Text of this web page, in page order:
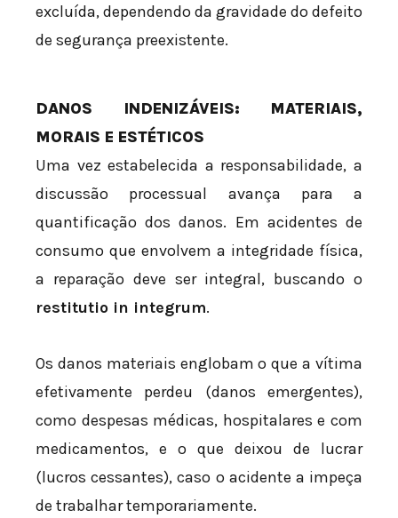
excluída, dependendo da gravidade do defeito
de segurança preexistente.
DANOS INDENIZÁVEIS: MATERIAIS,
MORAIS E ESTÉTICOS
Uma vez estabelecida a responsabilidade, a
discussão processual avança para a
quantificação dos danos. Em acidentes de
consumo que envolvem a integridade física,
a reparação deve ser integral, buscando o
restitutio in integrum.
Os danos materiais englobam o que a vítima
efetivamente perdeu (danos emergentes),
como despesas médicas, hospitalares e com
medicamentos, e o que deixou de lucrar
(lucros cessantes), caso o acidente a impeça
de trabalhar temporariamente.